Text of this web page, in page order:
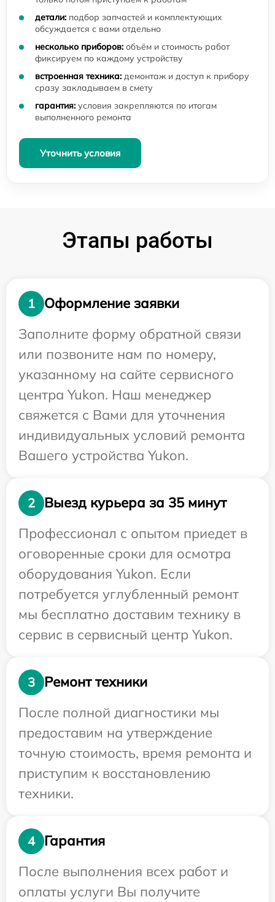
детали: подбор запчастей и комплектующих
обсуждается с вами отдельно
несколько приборов: объём и стоимость работ
фиксируем по каждому устройству
встроенная техника: демонтаж и доступ к прибору
сразу закладываем в смету
гарантия: условия закрепляются по итогам
выполненного ремонта
Уточнить условия
Этапы работы
1
Оформление заявки
Заполните форму обратной связи
или позвоните нам по номеру,
указанному на сайте сервисного
центра Yukon. Наш менеджер
свяжется с Вами для уточнения
индивидуальных условий ремонта
Вашего устройства Yukon.
2
Выезд курьера за 35 минут
Профессионал с опытом приедет в
оговоренные сроки для осмотра
оборудования Yukon. Если
потребуется углубленный ремонт
мы бесплатно доставим технику в
сервис в сервисный центр Yukon.
3
Ремонт техники
После полной диагностики мы
предоставим на утверждение
точную стоимость, время ремонта и
приступим к восстановлению
техники.
4
Гарантия
После выполнения всех работ и
оплаты услуги Вы получите